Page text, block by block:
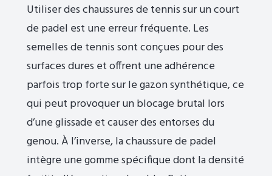
Utiliser des chaussures de tennis sur un court
de padel est une erreur fréquente. Les
semelles de tennis sont conçues pour des
surfaces dures et offrent une adhérence
parfois trop forte sur le gazon synthétique, ce
qui peut provoquer un blocage brutal lors
d’une glissade et causer des entorses du
genou. À l’inverse, la chaussure de padel
intègre une gomme spécifique dont la densité